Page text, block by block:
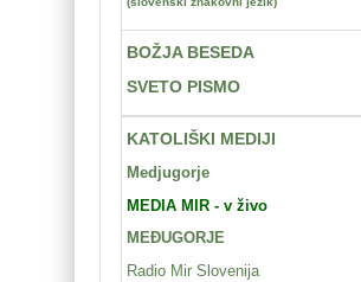
BOŽJA BESEDA
SVETO PISMO
KATOLIŠKI MEDIJI
Medjugorje
MEDIA MIR - v živo
MEĐUGORJE
Radio Mir Slovenija